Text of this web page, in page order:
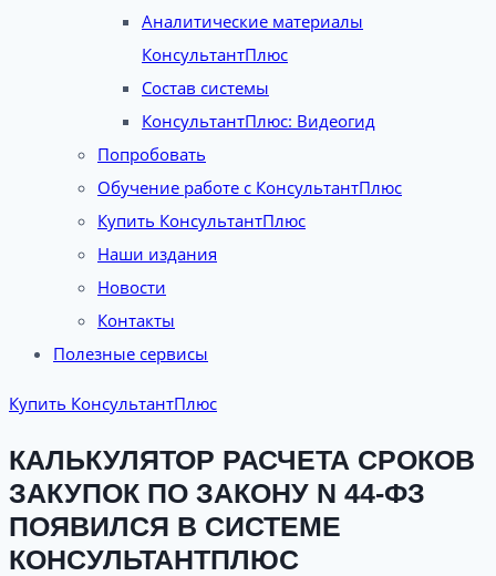
Аналитические материалы
КонсультантПлюс
Состав системы
КонсультантПлюс: Видеогид
Попробовать
Обучение работе с КонсультантПлюс
Купить КонсультантПлюс
Наши издания
Новости
Контакты
Полезные сервисы
Купить КонсультантПлюс
КАЛЬКУЛЯТОР РАСЧЕТА СРОКОВ
ЗАКУПОК ПО ЗАКОНУ N 44-ФЗ
ПОЯВИЛСЯ В СИСТЕМЕ
КОНСУЛЬТАНТПЛЮС